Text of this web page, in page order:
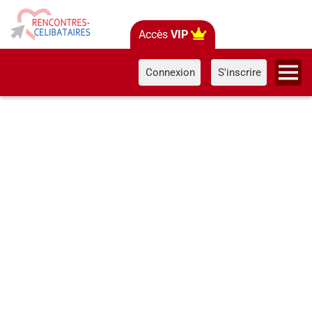
Accès VIP
Connexion S'inscrire